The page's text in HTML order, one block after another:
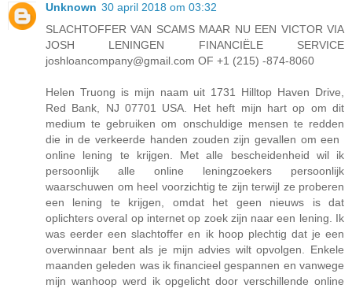
Unknown 30 april 2018 om 03:32
SLACHTOFFER VAN SCAMS MAAR NU EEN VICTOR VIA
JOSH LENINGEN FINANCIËLE SERVICE
joshloancompany@gmail.com OF +1 (215) -874-8060
Helen Truong is mijn naam uit 1731 Hilltop Haven Drive,
Red Bank, NJ 07701 USA. Het heft mijn hart op om dit
medium te gebruiken om onschuldige mensen te redden
die in de verkeerde handen zouden zijn gevallen om een ​​
online lening te krijgen. Met alle bescheidenheid wil ik
persoonlijk alle online leningzoekers persoonlijk
waarschuwen om heel voorzichtig te zijn terwijl ze proberen
een lening te krijgen, omdat het geen nieuws is dat
oplichters overal op internet op zoek zijn naar een lening. Ik
was eerder een slachtoffer en ik hoop plechtig dat je een
overwinnaar bent als je mijn advies wilt opvolgen. Enkele
maanden geleden was ik financieel gespannen en vanwege
mijn wanhoop werd ik opgelicht door verschillende online